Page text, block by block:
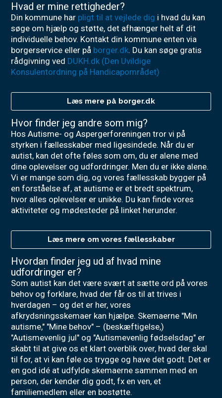
Hvad er mine rettigheder?
Din kommune har pligt til at vejlede dig i hvad du kan
søge om hjælp og støtte, det afhænger helt af dit
individuelle behov. Kontakt din kommune enten via
borgerservice eller på borger.dk. Du kan søge gratis
rådgivning ved DUKH.dk (Den Uvildige
Konsulentordning på Handicapområdet)
Læs mere på borger.dk
Hvor finder jeg andre som mig?
Hos Autisme- og Aspergerforeningen tror vi på
styrken i fællesskaber med ligesindede. Når du er
autist, kan det ofte føles som om, du er alene med
dine oplevelser og udfordringer. Men du er ikke alene.
Vi er mange som dig, og vores fællesskab bygger på
en forståelse af, at autisme er et bredt spektrum,
hvor alles oplevelser er unikke. Du kan finde vores
aktiviteter og mødesteder på linket herunder.
Læs mere om vores fællesskaber
Hvordan finder jeg ud af hvad mine
udfordringer er?
Som autist kan det være svært at sætte ord på vores
behov og forklare, hvad der får os til at trives i
hverdagen – og det er her, vores
afkrydsningsskemaer kan hjælpe. Skemaerne "Min
autisme," "Mine behov" – (beskæftigelse,)
"Autismevenlig jul" og "Autismevenlig fødselsdag" er
skabt til at give os et klart overblik over, hvad der skal
til for, at vi kan føle os trygge og have det godt. Det er
en god idé at udfylde skemaerne sammen med en
person, der kender dig godt, fx en ven, et
familiemedlem eller en bostøtte.